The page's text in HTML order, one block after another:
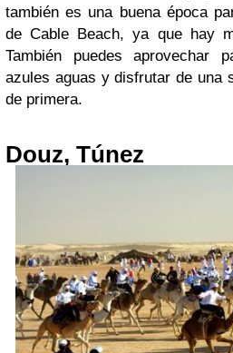
también es una buena época
de Cable Beach, ya que hay
También puedes aprovechar
azules aguas y disfrutar de una
de primera.
Douz, Túnez